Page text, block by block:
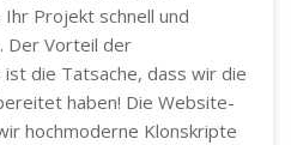
Projekt schnell und
Der Vorteil der
die Tatsache, dass wir die
haben! Die Website-
hochmoderne Klonskripte